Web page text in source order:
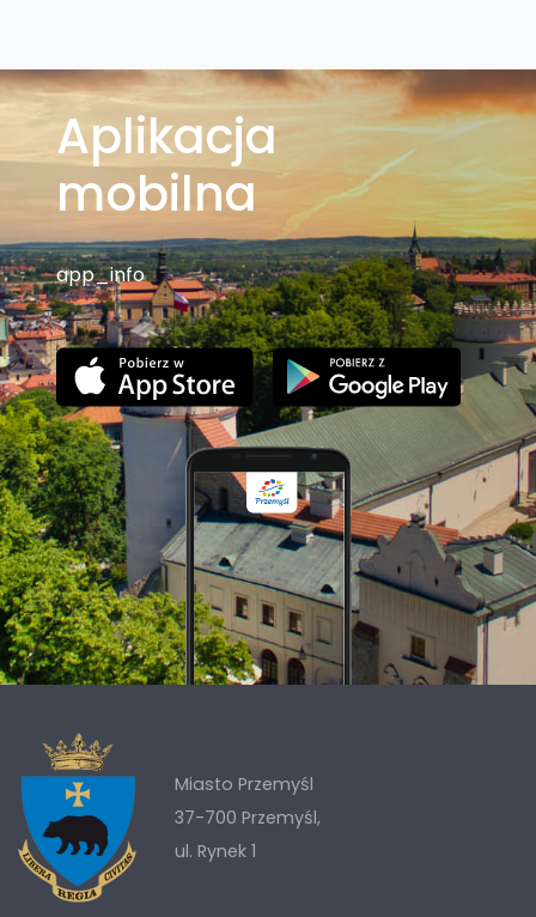
Aplikacja
mobilna
app_info
Miasto Przemyśl
37-700 Przemyśl,
ul. Rynek 1